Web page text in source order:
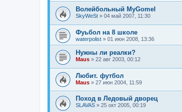
Волейбольный MyGomel
SkyWeSt » 04 май 2007, 11:30
Фуьбол на 8 школе
waterpolist » 01 июн 2008, 13:36
Нужны ли реалки?
Maus » 22 авг 2003, 00:12
Любит. футбол
Maus » 27 июн 2004, 11:59
Поход в Ледовый дворец
SLAVAS » 25 окт 2005, 00:19